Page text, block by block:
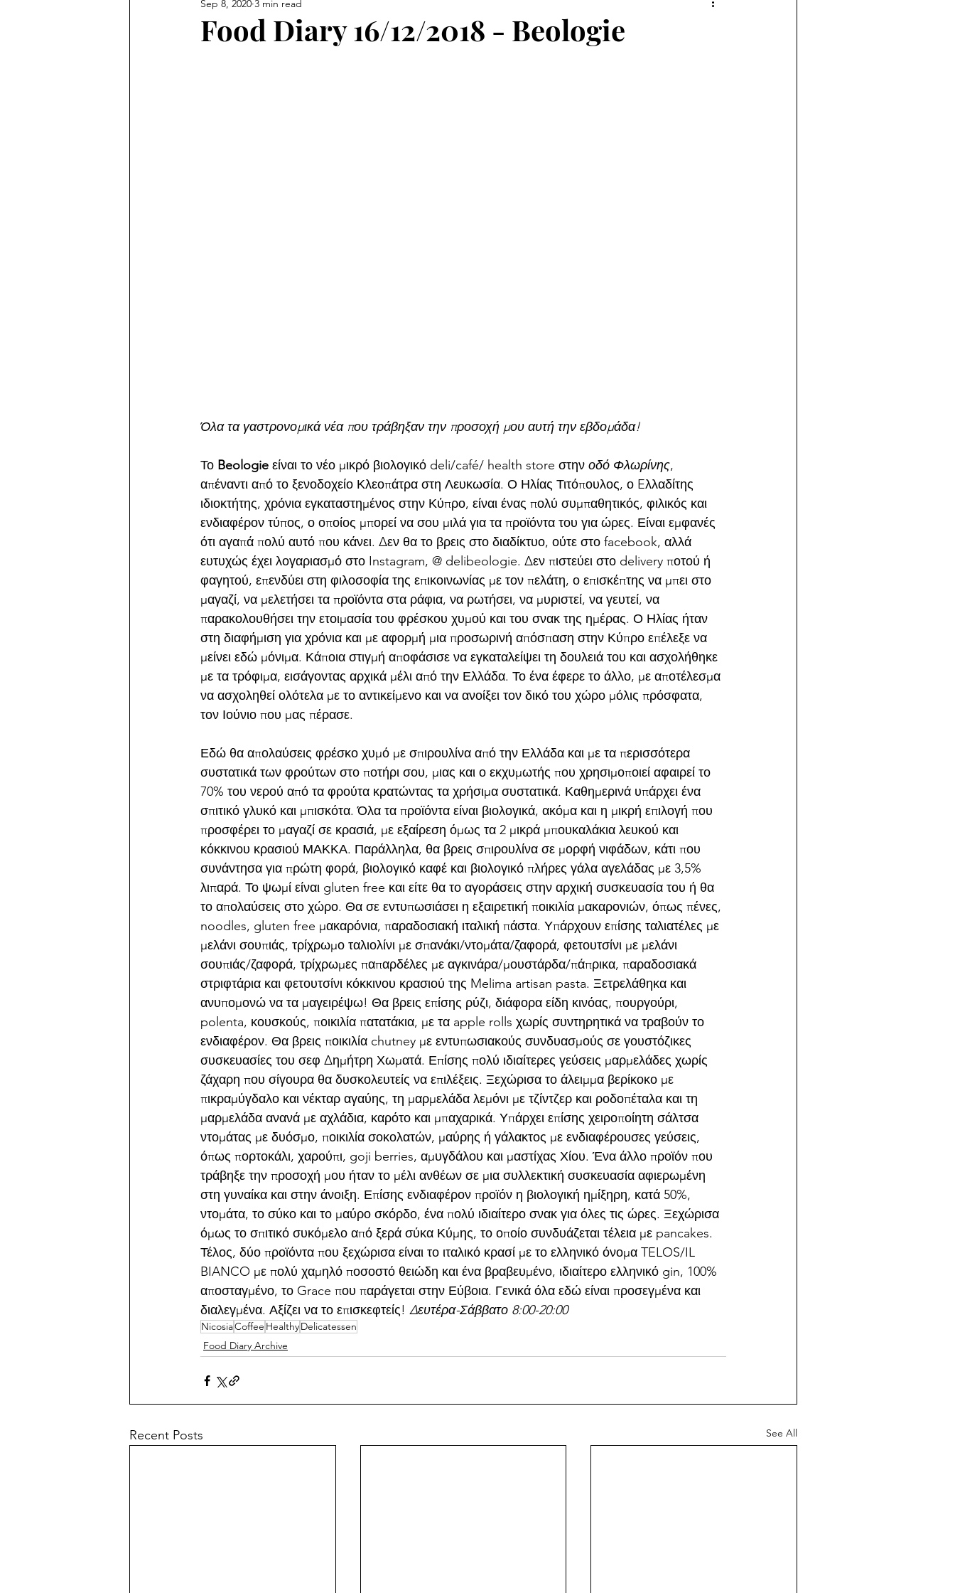
Food Diary 16/12/2018 - Beologie
Sep 8, 2020 3 min read
Όλα τα γαστρονομικά νέα που τράβηξαν την προσοχή μου αυτή την εβδομάδα!
Το Beologie είναι το νέο μικρό βιολογικό deli/café/ health store στην οδό Φλωρίνης,
απέναντι από το ξενοδοχείο Κλεοπάτρα στη Λευκωσία. Ο Ηλίας Τιτόπουλος, ο Eλλαδίτης
ιδιοκτήτης, χρόνια εγκαταστημένος στην Κύπρο, είναι ένας πολύ συμπαθητικός, φιλικός και
ενδιαφέρον τύπος, ο οποίος μπορεί να σου μιλά για τα προϊόντα του για ώρες. Είναι εμφανές
ότι αγαπά πολύ αυτό που κάνει. Δεν θα το βρεις στο διαδίκτυο, ούτε στο facebook, αλλά
ευτυχώς έχει λογαριασμό στο Instagram, @ delibeologie. Δεν πιστεύει στο delivery ποτού ή
φαγητού, επενδύει στη φιλοσοφία της επικοινωνίας με τον πελάτη, ο επισκέπτης να μπει στο
μαγαζί, να μελετήσει τα προϊόντα στα ράφια, να ρωτήσει, να μυριστεί, να γευτεί, να
παρακολουθήσει την ετοιμασία του φρέσκου χυμού και του σνακ της ημέρας. Ο Ηλίας ήταν
στη διαφήμιση για χρόνια και με αφορμή μια προσωρινή απόσπαση στην Κύπρο επέλεξε να
μείνει εδώ μόνιμα. Κάποια στιγμή αποφάσισε να εγκαταλείψει τη δουλειά του και ασχολήθηκε
με τα τρόφιμα, εισάγοντας αρχικά μέλι από την Ελλάδα. Το ένα έφερε το άλλο, με αποτέλεσμα
να ασχοληθεί ολότελα με το αντικείμενο και να ανοίξει τον δικό του χώρο μόλις πρόσφατα,
τον Ιούνιο που μας πέρασε.
Εδώ θα απολαύσεις φρέσκο χυμό με σπιρουλίνα από την Ελλάδα και με τα περισσότερα
συστατικά των φρούτων στο ποτήρι σου, μιας και ο εκχυμωτής που χρησιμοποιεί αφαιρεί το
70% του νερού από τα φρούτα κρατώντας τα χρήσιμα συστατικά. Καθημερινά υπάρχει ένα
σπιτικό γλυκό και μπισκότα. Όλα τα προϊόντα είναι βιολογικά, ακόμα και η μικρή επιλογή που
προσφέρει το μαγαζί σε κρασιά, με εξαίρεση όμως τα 2 μικρά μπουκαλάκια λευκού και
κόκκινου κρασιού ΜΑΚΚΑ. Παράλληλα, θα βρεις σπιρουλίνα σε μορφή νιφάδων, κάτι που
συνάντησα για πρώτη φορά, βιολογικό καφέ και βιολογικό πλήρες γάλα αγελάδας με 3,5%
λιπαρά. Το ψωμί είναι gluten free και είτε θα το αγοράσεις στην αρχική συσκευασία του ή θα
το απολαύσεις στο χώρο. Θα σε εντυπωσιάσει η εξαιρετική ποικιλία μακαρονιών, όπως πένες,
noodles, gluten free μακαρόνια, παραδοσιακή ιταλική πάστα. Υπάρχουν επίσης ταλιατέλες με
μελάνι σουπιάς, τρίχρωμο ταλιολίνι με σπανάκι/ντομάτα/ζαφορά, φετουτσίνι με μελάνι
σουπιάς/ζαφορά, τρίχρωμες παπαρδέλες με αγκινάρα/μουστάρδα/πάπρικα, παραδοσιακά
στριφτάρια και φετουτσίνι κόκκινου κρασιού της Melima artisan pasta. Ξετρελάθηκα και
ανυπομονώ να τα μαγειρέψω! Θα βρεις επίσης ρύζι, διάφορα είδη κινόας, πουργούρι,
polenta, κουσκούς, ποικιλία πατατάκια, με τα apple rolls χωρίς συντηρητικά να τραβούν το
ενδιαφέρον. Θα βρεις ποικιλία chutney με εντυπωσιακούς συνδυασμούς σε γουστόζικες
συσκευασίες του σεφ Δημήτρη Χωματά. Επίσης πολύ ιδιαίτερες γεύσεις μαρμελάδες χωρίς
ζάχαρη που σίγουρα θα δυσκολευτείς να επιλέξεις. Ξεχώρισα το άλειμμα βερίκοκο με
πικραμύγδαλο και νέκταρ αγαύης, τη μαρμελάδα λεμόνι με τζίντζερ και ροδοπέταλα και τη
μαρμελάδα ανανά με αχλάδια, καρότο και μπαχαρικά. Υπάρχει επίσης χειροποίητη σάλτσα
ντομάτας με δυόσμο, ποικιλία σοκολατών, μαύρης ή γάλακτος με ενδιαφέρουσες γεύσεις,
όπως πορτοκάλι, χαρούπι, goji berries, αμυγδάλου και μαστίχας Χίου. Ένα άλλο προϊόν που
τράβηξε την προσοχή μου ήταν το μέλι ανθέων σε μια συλλεκτική συσκευασία αφιερωμένη
στη γυναίκα και στην άνοιξη. Επίσης ενδιαφέρον προϊόν η βιολογική ημίξηρη, κατά 50%,
ντομάτα, το σύκο και το μαύρο σκόρδο, ένα πολύ ιδιαίτερο σνακ για όλες τις ώρες. Ξεχώρισα
όμως το σπιτικό συκόμελο από ξερά σύκα Κύμης, το οποίο συνδυάζεται τέλεια με pancakes.
Τέλος, δύο προϊόντα που ξεχώρισα είναι το ιταλικό κρασί με το ελληνικό όνομα TELOS/IL
BIANCO με πολύ χαμηλό ποσοστό θειώδη και ένα βραβευμένο, ιδιαίτερο ελληνικό gin, 100%
αποσταγμένο, το Grace που παράγεται στην Εύβοια. Γενικά όλα εδώ είναι προσεγμένα και
διαλεγμένα. Αξίζει να το επισκεφτείς! Δευτέρα-Σάββατο 8:00-20:00
NicosiaCoffee HealthyDelicatessen
Food Diary Archive
Recent Posts See All